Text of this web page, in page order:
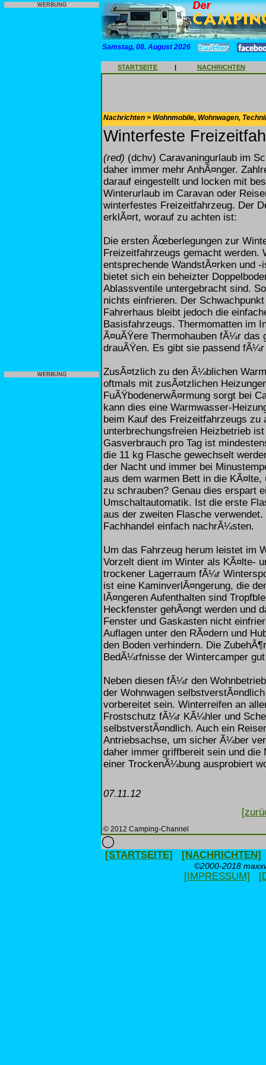
WERBUNG
WERBUNG
Samstag, 08. August 2026
STARTSEITE | NACHRICHTEN
Nachrichten > Wohnmobile, Wohnwagen,
Winterfeste
(red) (dchv) Caravaningurlaub im
daher immer mehr AnhÃ¤nger.
darauf eingestellt und locken mit
Winterurlaub im Caravan oder
winterfestes Freizeitfahrzeug. Der
erklÃ¤rt, worauf zu achten ist:
Die ersten Ãœberlegungen zur
Freizeitfahrzeugs gemacht
entsprechende WandstÃ¤rken und
bietet sich ein beheizter
Ablassventile untergebracht sind.
nichts einfrieren. Der
Fahrerhaus bleibt jedoch die
Basisfahrzeugs. Thermomatten im
Ã¤uÃŸere Thermohauben fÃ¼r das
drauÃŸen. Es gibt sie passend
ZusÃ¤tzlich zu den Ã¼blichen
oftmals mit zusÃ¤tzlichen
FuÃŸbodenerwÃ¤rmung sorgt bei
kann dies eine Warmwasser-
beim Kauf des Freizeitfahrzeugs
unterbrechungsfreien Heizbetrieb
Gasverbrauch pro Tag ist
die 11 kg Flasche gewechselt
der Nacht und immer bei
aus dem warmen Bett in die
zu schrauben? Genau dies erspart
Umschaltautomatik. Ist die erste
aus der zweiten Flasche
Fachhandel einfach nachrÃ¼sten.
Um das Fahrzeug herum leistet im
Vorzelt dient im Winter als KÃ¤lte-
trockener Lagerraum fÃ¼r
ist eine KaminverlÃ¤ngerung, die
lÃ¤ngeren Aufenthalten sind
Heckfenster gehÃ¤ngt werden und
Fenster und Gaskasten nicht
Auflagen unter den RÃ¤dern und
den Boden verhindern. Die
BedÃ¼rfnisse der Wintercamper
Neben diesen fÃ¼r den
der Wohnwagen
vorbereitet sein. Winterreifen an
Frostschutz fÃ¼r KÃ¼hler und
selbstverstÃ¤ndlich. Auch ein
Antriebsachse, um sicher Ã¼ber
daher immer griffbereit sein und
einer TrockenÃ¼bung ausprobiert
07.11.12
© 2012 Camping-Channel
[STARTSEITE] [NACHRICHTEN]
©2000-2018
[IMPRESSUM]